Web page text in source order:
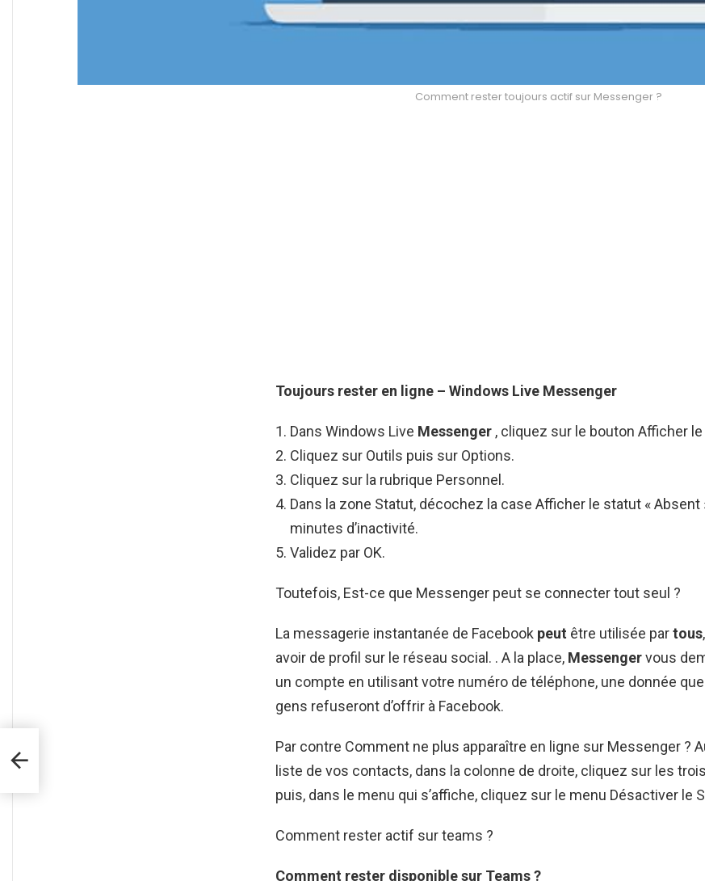
Comment rester toujours actif sur Messenger ?
Toujours rester en ligne – Windows Live Messenger
Dans Windows Live Messenger , cliquez sur le bouton Afficher
Cliquez sur Outils puis sur Options.
Cliquez sur la rubrique Personnel.
Dans la zone Statut, décochez la case Afficher le statut « Absent
minutes d’inactivité.
Validez par OK.
Toutefois, Est-ce que Messenger peut se connecter tout seul ?
La messagerie instantanée de Facebook peut être utilisée partous
avoir de profil sur le réseau social. . A la place, Messengervous
un compte en utilisant votre numéro de téléphone, une donnée
gens refuseront d’offrir à Facebook.
Par contre Comment ne plus apparaître en ligne sur Messenger ?
liste de vos contacts, dans la colonne de droite, cliquez sur les
puis, dans le menu qui s’affiche, cliquez sur le menu Désactiver le
Comment rester actif sur teams ?
Comment rester disponible sur Teams?
?